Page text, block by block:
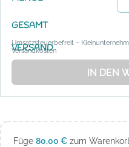
GESAMT
Umsatzsteuerbefreit –
Versandkosten
VERSAND
IN DEN
Füge 80,00 € zum